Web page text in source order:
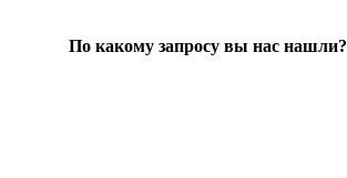
По какому запросу вы нас нашли?